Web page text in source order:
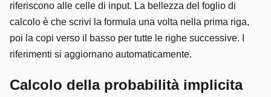
riferiscono alle celle di input. La bellezza del foglio di
calcolo è che scrivi la formula una volta nella prima riga,
poi la copi verso il basso per tutte le righe successive. I
riferimenti si aggiornano automaticamente.
Calcolo della probabilità implicita